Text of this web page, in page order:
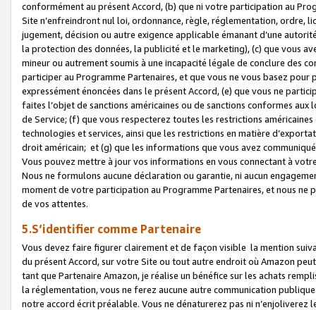
conformément au présent Accord, (b) que ni votre participation au
Site n’enfreindront nul loi, ordonnance, règle, réglementation, ordre,
jugement, décision ou autre exigence applicable émanant d’une
la protection des données, la publicité et le marketing), (c) que vous
mineur ou autrement soumis à une incapacité légale de conclure des
participer au Programme Partenaires, et que vous ne vous basez
expressément énoncées dans le présent Accord, (e) que vous ne
faites l’objet de sanctions américaines ou de sanctions conformes
de Service; (f) que vous respecterez toutes les restrictions
technologies et services, ainsi que les restrictions en matière
droit américain; et (g) que les informations que vous avez
Vous pouvez mettre à jour vos informations en vous connectant à
Nous ne formulons aucune déclaration ou garantie, ni aucun
moment de votre participation au Programme Partenaires, et nous
de vos attentes.
5.S’identifier comme Partenaire
Vous devez faire figurer clairement et de façon visible la mention
du présent Accord, sur votre Site ou tout autre endroit où Amazon
tant que Partenaire Amazon, je réalise un bénéfice sur les achats
la réglementation, vous ne ferez aucune autre communication
notre accord écrit préalable. Vous ne dénaturerez pas ni